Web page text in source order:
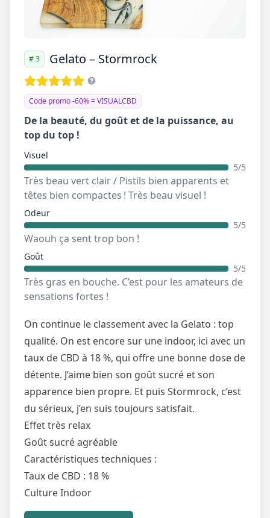
# 3 Gelato – Stormrock
Code promo -60% = VISUALCBD
De la beauté, du goût et de la puissance, au
top du top !
Visuel
5/5
Très beau vert clair / Pistils bien apparents et
têtes bien compactes ! Très beau visuel !
Odeur
5/5
Waouh ça sent trop bon !
Goût
5/5
Très gras en bouche. C’est pour les amateurs de
sensations fortes !
On continue le classement avec la Gelato : top
qualité. On est encore sur une indoor, ici avec un
taux de CBD à 18 %, qui offre une bonne dose de
détente. J’aime bien son goût sucré et son
apparence bien propre. Et puis Stormrock, c’est
du sérieux, j’en suis toujours satisfait.
Effet très relax
Goût sucré agréable
Caractéristiques techniques :
Taux de CBD : 18 %
Culture Indoor